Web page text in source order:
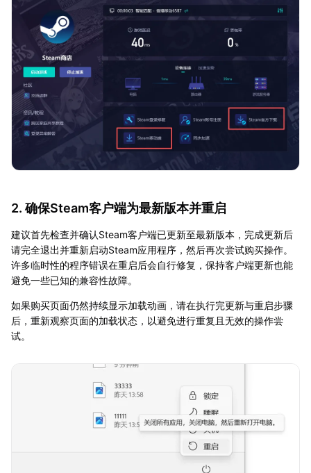
2. 确保Steam客户端为最新版本并重启
建议首先检查并确认Steam客户端已更新至最新版本，完成更新后
请完全退出并重新启动Steam应用程序，然后再次尝试购买操作。
许多临时性的程序错误在重启后会自行修复，保持客户端更新也能
避免一些已知的兼容性故障。
如果购买页面仍然持续显示加载动画，请在执行完更新与重启步骤
后，重新观察页面的加载状态，以避免进行重复且无效的操作尝
试。